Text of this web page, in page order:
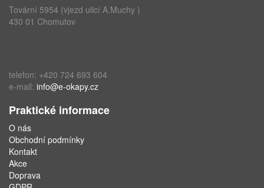
Tovární 5954 (vjezd ulicí A.Muchy )
430 01 Chomutov
telefon: +420 724 693 604
e-mail: info@e-okapy.cz
Praktické informace
O nás
Obchodní podmínky
Kontakt
Akce
Doprava